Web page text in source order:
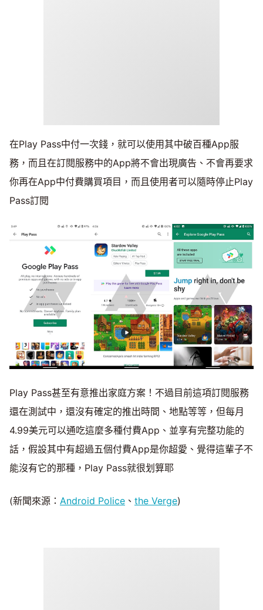
在Play Pass中付一次錢，就可以使用其中破百種App服
務，而且在訂閱服務中的App將不會出現廣告、不會再要求
你再在App中付費購買項目，而且使用者可以隨時停止Play
Pass訂閱
Play Pass甚至有意推出家庭方案！不過目前這項訂閱服務
還在測試中，還沒有確定的推出時間、地點等等，但每月
4.99美元可以通吃這麼多種付費App、並享有完整功能的
話，假設其中有超過五個付費App是你超愛、覺得這輩子不
能沒有它的那種，Play Pass就很划算耶
(新聞來源： Android Police 、 the Verge)